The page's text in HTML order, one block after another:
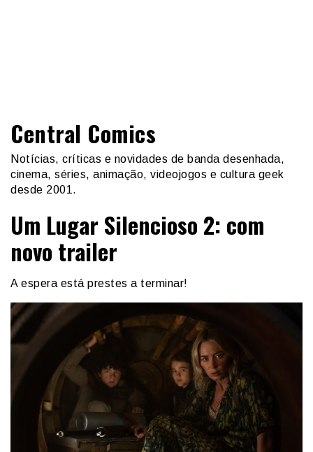
Central Comics
Notícias, críticas e novidades de banda desenhada,
cinema, séries, animação, videojogos e cultura geek
desde 2001.
Um Lugar Silencioso 2: com
novo trailer
A espera está prestes a terminar!